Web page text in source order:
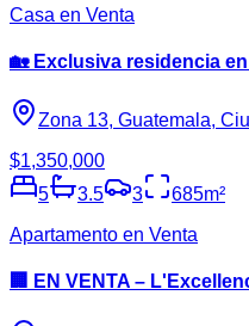
Casa en Venta
🏡 Exclusiva residencia
Zona 13, Guatemala,
$1,350,000
5
3.5 3 685m²
Apartamento en Venta
🏢 EN VENTA –